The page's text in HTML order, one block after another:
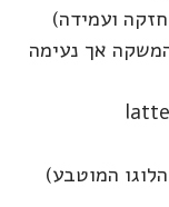
ועמידה)
אך נעימה
המוטבע)